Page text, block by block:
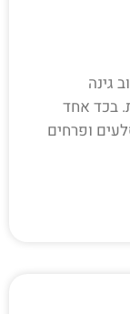
גינה
בכד אחד
ופרחים